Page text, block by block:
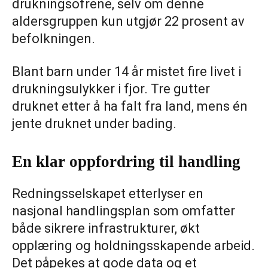
drukningsofrene, selv om denne
aldersgruppen kun utgjør 22 prosent av
befolkningen.
Blant barn under 14 år mistet fire livet i
drukningsulykker i fjor. Tre gutter
druknet etter å ha falt fra land, mens én
jente druknet under bading.
En klar oppfordring til handling
Redningsselskapet etterlyser en
nasjonal handlingsplan som omfatter
både sikrere infrastrukturer, økt
opplæring og holdningsskapende arbeid.
Det påpekes at gode data og et